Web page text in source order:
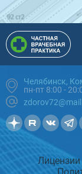
Челябинск,
пн-пт 8:00 -
Лицензии